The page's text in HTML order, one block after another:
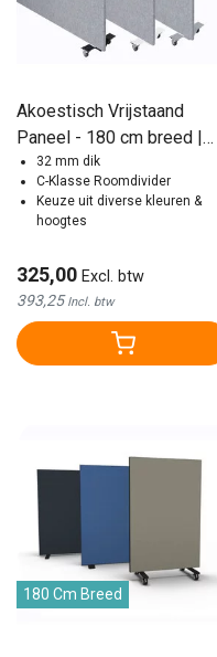
Akoestisch Vrijstaand
Paneel - 180 cm breed |
Diverse Kleuren
32 mm dik
C-Klasse Roomdivider
Keuze uit diverse kleuren &
hoogtes
325,00 Excl. btw
393,25Incl. btw
180 Cm Breed